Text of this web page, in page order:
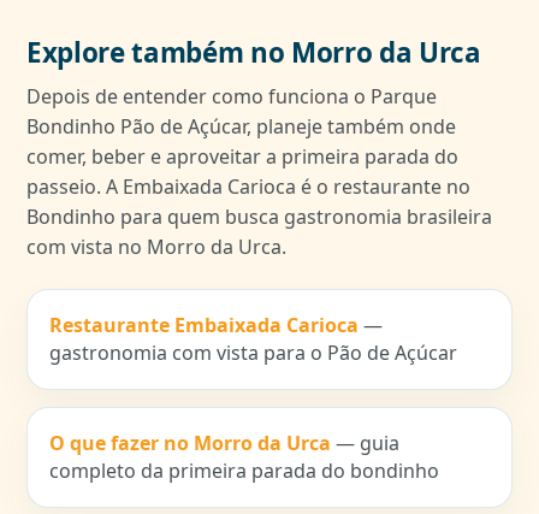
Explore também no Morro da Urca
Depois de entender como funciona o Parque
Bondinho Pão de Açúcar, planeje também onde
comer, beber e aproveitar a primeira parada do
passeio. A Embaixada Carioca é o restaurante no
Bondinho para quem busca gastronomia brasileira
com vista no Morro da Urca.
Restaurante Embaixada Carioca —
gastronomia com vista para o Pão de Açúcar
O que fazer no Morro da Urca — guia
completo da primeira parada do bondinho